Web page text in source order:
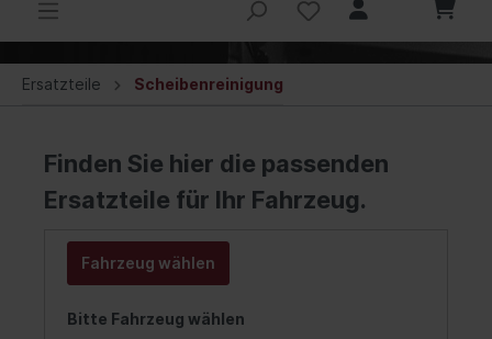
Ersatzteile Scheibenreinigung
Finden Sie hier die passenden
Ersatzteile für Ihr Fahrzeug.
Fahrzeug wählen
Bitte Fahrzeug wählen